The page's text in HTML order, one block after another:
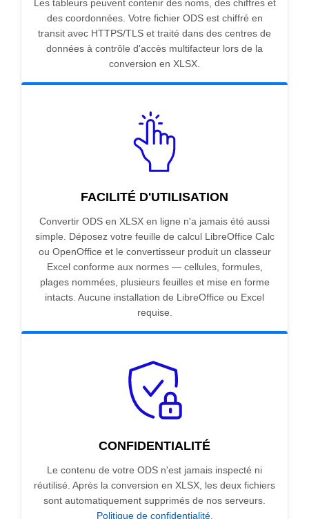
Les tableurs peuvent contenir des noms, des chiffres et
des coordonnées. Votre fichier ODS est chiffré en
transit avec HTTPS/TLS et traité dans des centres de
données à contrôle d'accès multifacteur lors de la
conversion en XLSX.
FACILITÉ D'UTILISATION
Convertir ODS en XLSX en ligne n'a jamais été aussi
simple. Déposez votre feuille de calcul LibreOffice Calc
ou OpenOffice et le convertisseur produit un classeur
Excel conforme aux normes — cellules, formules,
plages nommées, plusieurs feuilles et mise en forme
intacts. Aucune installation de LibreOffice ou Excel
requise.
CONFIDENTIALITÉ
Le contenu de votre ODS n'est jamais inspecté ni
réutilisé. Après la conversion en XLSX, les deux fichiers
sont automatiquement supprimés de nos serveurs.
Politique de confidentialité.